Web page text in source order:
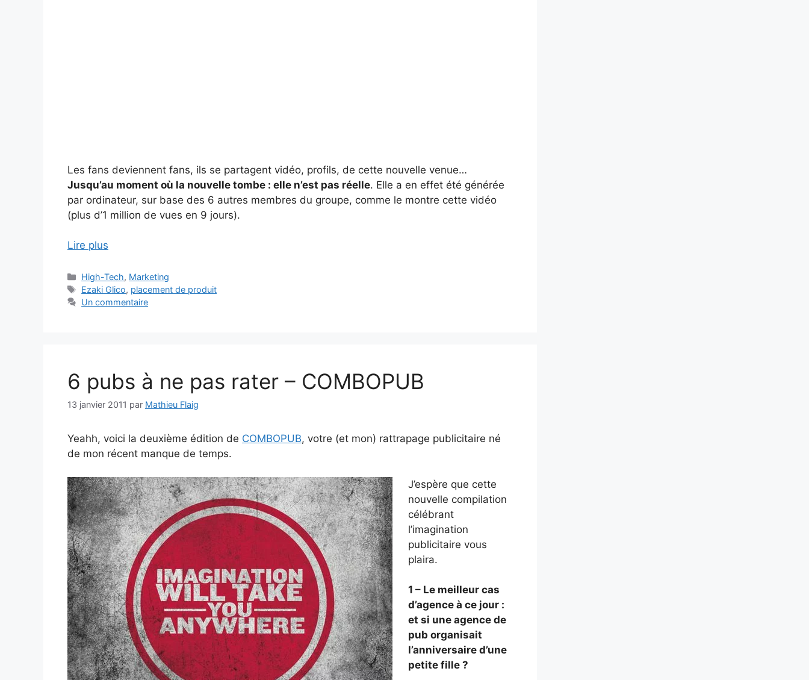
Les fans deviennent fans, ils se partagent vidéo, profils, de cette nouvelle venue…
Jusqu’au moment où la nouvelle tombe : elle n’est pas réelle. Elle a en effet été générée
par ordinateur, sur base des 6 autres membres du groupe, comme le montre cette vidéo
(plus d’1 million de vues en 9 jours).
Lire plus
Catégories
High-Tech, Marketing
Étiquettes
Ezaki Glico, placement de produit
Un commentaire
6 pubs à ne pas rater – COMBOPUB
13 janvier 2011 par Mathieu Flaig
Yeahh, voici la deuxième édition de COMBOPUB, votre (et mon) rattrapage publicitaire né
de mon récent manque de temps.
J’espère que cette
nouvelle compilation
célébrant
l’imagination
publicitaire vous
plaira.
1 – Le meilleur cas
d’agence à ce jour :
et si une agence de
pub organisait
l’anniversaire d’une
petite fille ?